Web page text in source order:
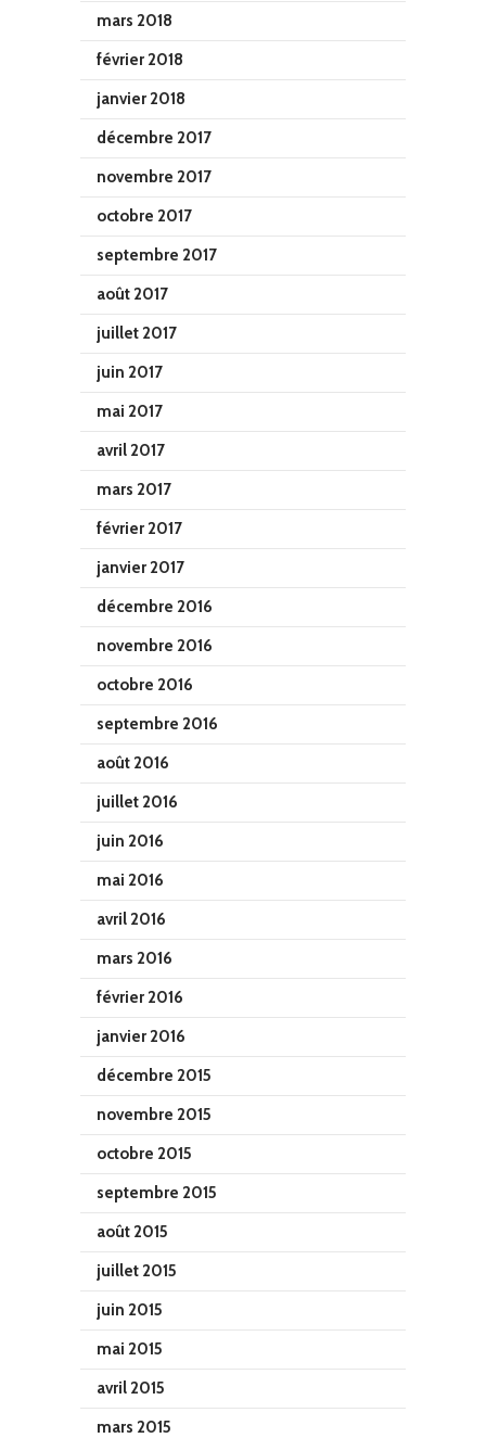
mars 2018
février 2018
janvier 2018
décembre 2017
novembre 2017
octobre 2017
septembre 2017
août 2017
juillet 2017
juin 2017
mai 2017
avril 2017
mars 2017
février 2017
janvier 2017
décembre 2016
novembre 2016
octobre 2016
septembre 2016
août 2016
juillet 2016
juin 2016
mai 2016
avril 2016
mars 2016
février 2016
janvier 2016
décembre 2015
novembre 2015
octobre 2015
septembre 2015
août 2015
juillet 2015
juin 2015
mai 2015
avril 2015
mars 2015